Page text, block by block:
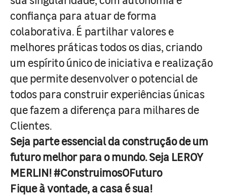
confiança para atuar de forma
colaborativa. É partilhar valores e
melhores práticas todos os dias, criando
um espírito único de iniciativa e realização
que permite desenvolver o potencial de
todos para construir experiências únicas
que fazem a diferença para milhares de
Clientes.
Seja parte essencial da construção de um
futuro melhor para o mundo. Seja LEROY
MERLIN! #ConstruimosOFuturo
Fique à vontade, a casa é sua!